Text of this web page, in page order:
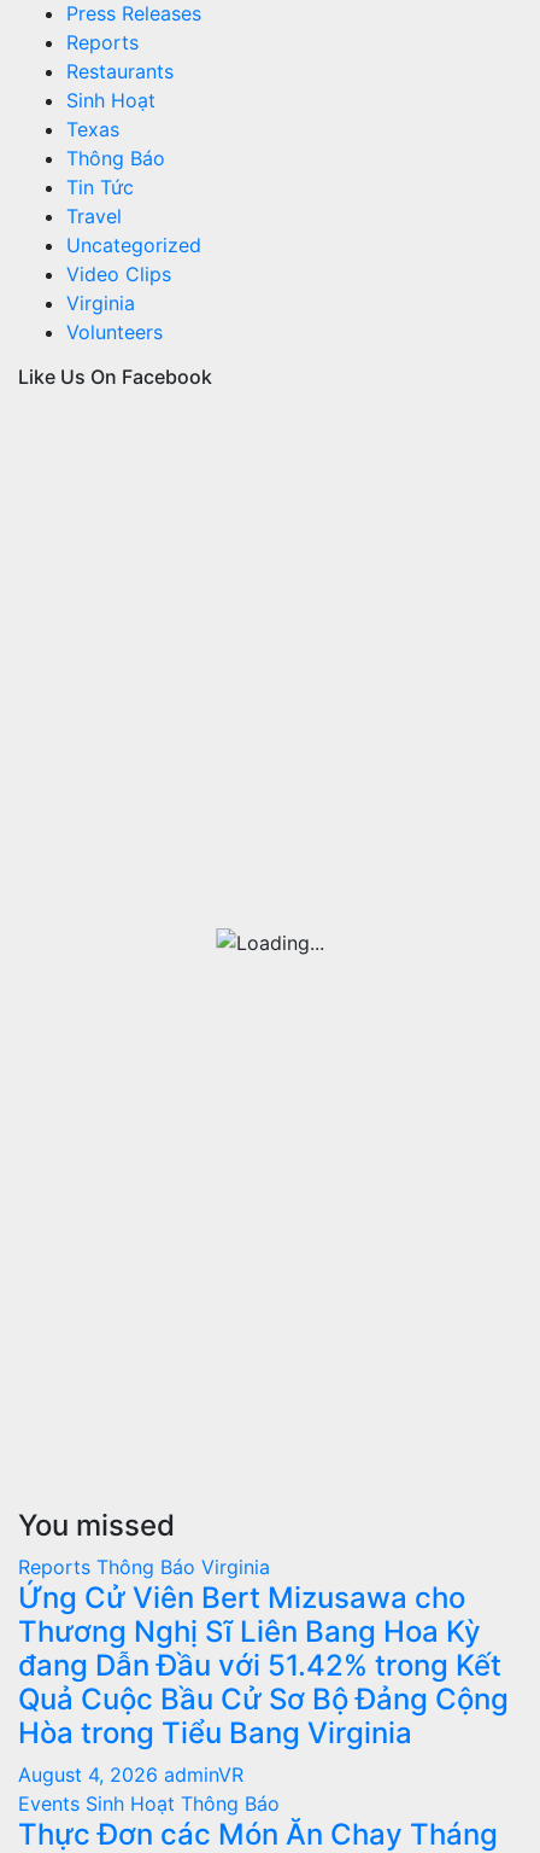
Press Releases
Reports
Restaurants
Sinh Hoạt
Texas
Thông Báo
Tin Tức
Travel
Uncategorized
Video Clips
Virginia
Volunteers
Like Us On Facebook
You missed
Reports Thông Báo Virginia
Ứng Cử Viên Bert Mizusawa cho
Thương Nghị Sĩ Liên Bang Hoa Kỳ
đang Dẫn Đầu với 51.42% trong Kết
Quả Cuộc Bầu Cử Sơ Bộ Đảng Cộng
Hòa trong Tiểu Bang Virginia
August 4, 2026 adminVR
Events Sinh Hoạt Thông Báo
Thực Đơn các Món Ăn Chay Tháng